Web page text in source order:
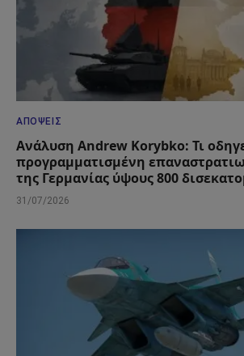
ΑΠΌΨΕΙΣ
Ανάλυση Andrew Korybko: Τι
προγραμματισμένη
της Γερμανίας ύψους 800
31/07/2026